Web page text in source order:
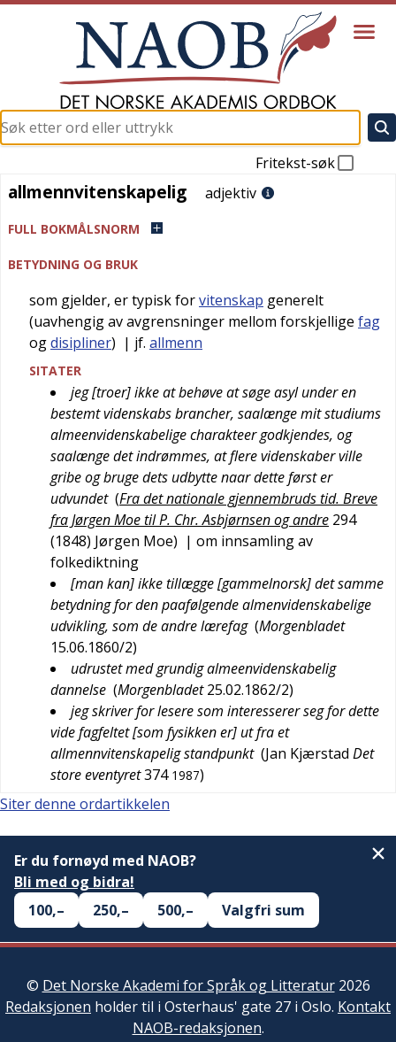
Fritekst-søk
allmennvitenskapelig
allmennvitenskapelig adjektiv
FULL BOKMÅLSNORM
BETYDNING OG BRUK
som gjelder, er typisk forvitenskap generelt
(uavhengig av avgrensninger mellom forskjellige fag
ogdisipliner) | jf. allmenn
SITATER
jeg [troer] ikke at behøve at søge asyl under en
bestemt videnskabs brancher, saalænge mit studiums
almeenvidenskabelige charakteer godkjendes, og
saalænge det indrømmes, at flere videnskaber ville
gribe og bruge dets udbytte naar dette først er
udvundet (Fra det nationale gjennembruds tid. Breve
fra Jørgen Moe til P. Chr. Asbjørnsen og andre 294
(1848) Jørgen Moe) | om innsamling av
folkediktning
[man kan] ikke tillægge [gammelnorsk] det samme
betydning for den paafølgende almenvidenskabelige
udvikling, som de andre lærefag (Morgenbladet
15.06.1860/2)
udrustet med grundig almeenvidenskabelig
dannelse (Morgenbladet 25.02.1862/2)
jeg skriver for lesere som interesserer seg for dette
vide fagfeltet [som fysikken er] ut fra et
allmennvitenskapelig standpunkt (Jan Kjærstad Det
store eventyret374 1987)
Siter denne ordartikkelen
Er du fornøyd med NAOB?
Bli med og bidra!
100,–
250,– 500,– Valgfri sum
© Det Norske Akademi for Språk og Litteratur2026
Redaksjonen holder til i Osterhaus' gate 27 i Oslo. Kontakt
NAOB-redaksjonen.